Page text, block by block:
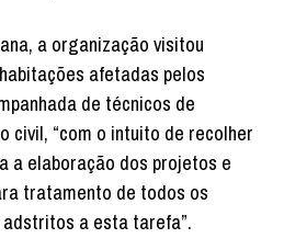
a organização visitou
afetadas pelos
de técnicos de
civil, “com o intuito de recolher
a elaboração dos projetos e
tratamento de todos os
a esta tarefa”.